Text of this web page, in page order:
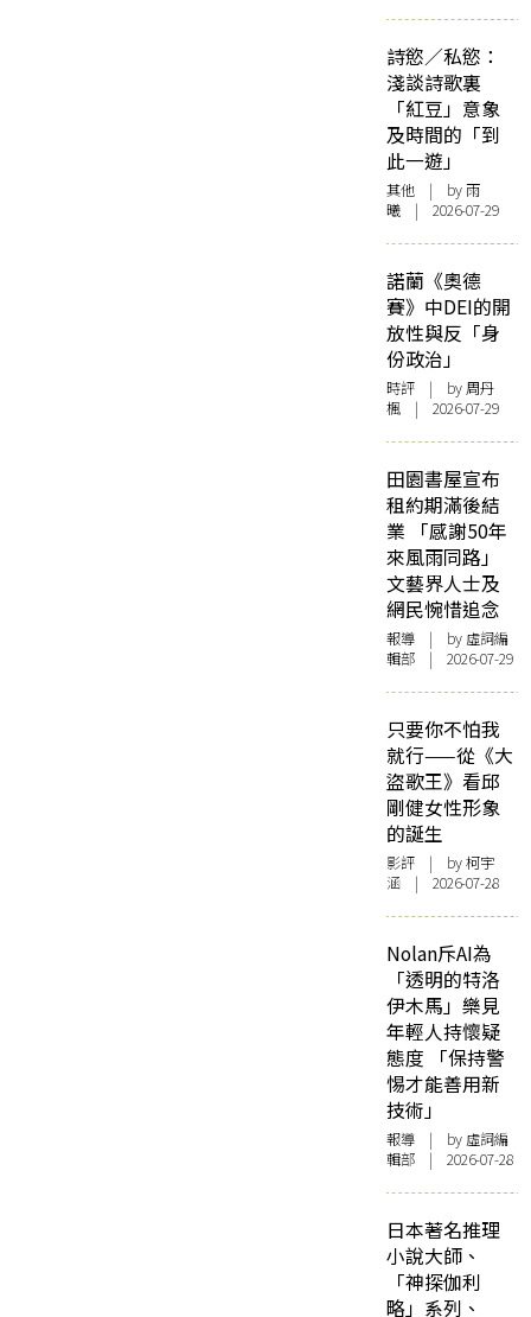
詩慾／私慾：
淺談詩歌裏
「紅豆」意象
及時間的「到
此一遊」
其他 | by 雨
曦 | 2026-07-29
諾蘭《奧德
賽》中DEI的開
放性與反「身
份政治」
時評 | by周丹
楓 | 2026-07-29
田園書屋宣布
租約期滿後結
業 「感謝50年
來風雨同路」
文藝界人士及
網民惋惜追念
報導 | by 虛詞編
輯部 | 2026-07-29
只要你不怕我
就行——從《大
盜歌王》看邱
剛健女性形象
的誕生
影評 | by 柯宇
涵 | 2026-07-28
Nolan斥AI為
「透明的特洛
伊木馬」樂見
年輕人持懷疑
態度 「保持警
惕才能善用新
技術」
報導 | by 虛詞編
輯部 | 2026-07-28
日本著名推理
小說大師、
「神探伽利
略」系列、